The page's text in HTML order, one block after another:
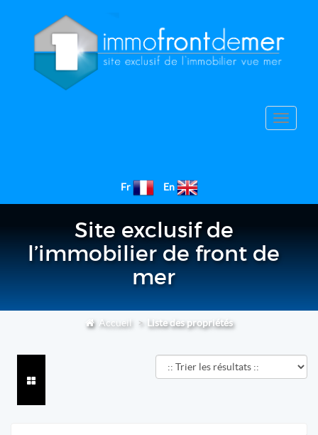
Toggle
Fr En
Site exclusif de
l’immobilier de front de
mer
Accueil Liste des propriétés